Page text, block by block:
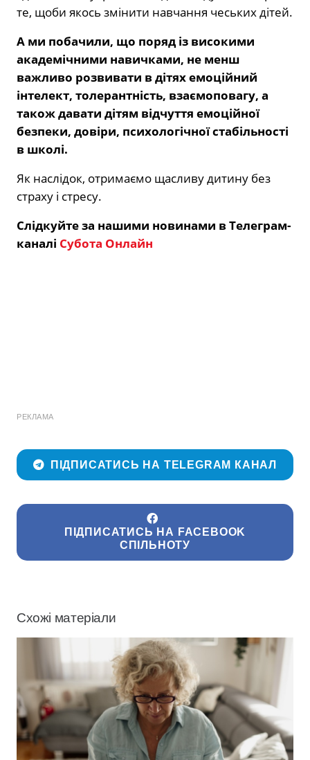
те, щоби якось змінити навчання чеських дітей.
А ми побачили, що поряд із високими
академічними навичками, не менш
важливо розвивати в дітях емоційний
інтелект, толерантність, взаємоповагу, а
також давати дітям відчуття емоційної
безпеки, довіри, психологічної стабільності
в школі.
Як наслідок, отримаємо щасливу дитину без
страху і стресу.
Слідкуйте за нашими новинами в Телеграм-
каналі Субота Онлайн
РЕКЛАМА
ПІДПИСАТИСЬ НА TELEGRAM КАНАЛ
ПІДПИСАТИСЬ НА FACEBOOK
СПІЛЬНОТУ
Схожі матеріали